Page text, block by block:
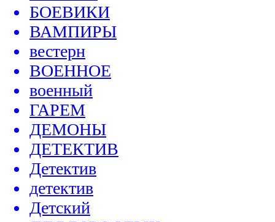
БОЕВИКИ
ВАМПИРЫ
вестерн
ВОЕННОЕ
военный
ГАРЕМ
ДЕМОНЫ
ДЕТЕКТИВ
Детектив
детектив
Детский